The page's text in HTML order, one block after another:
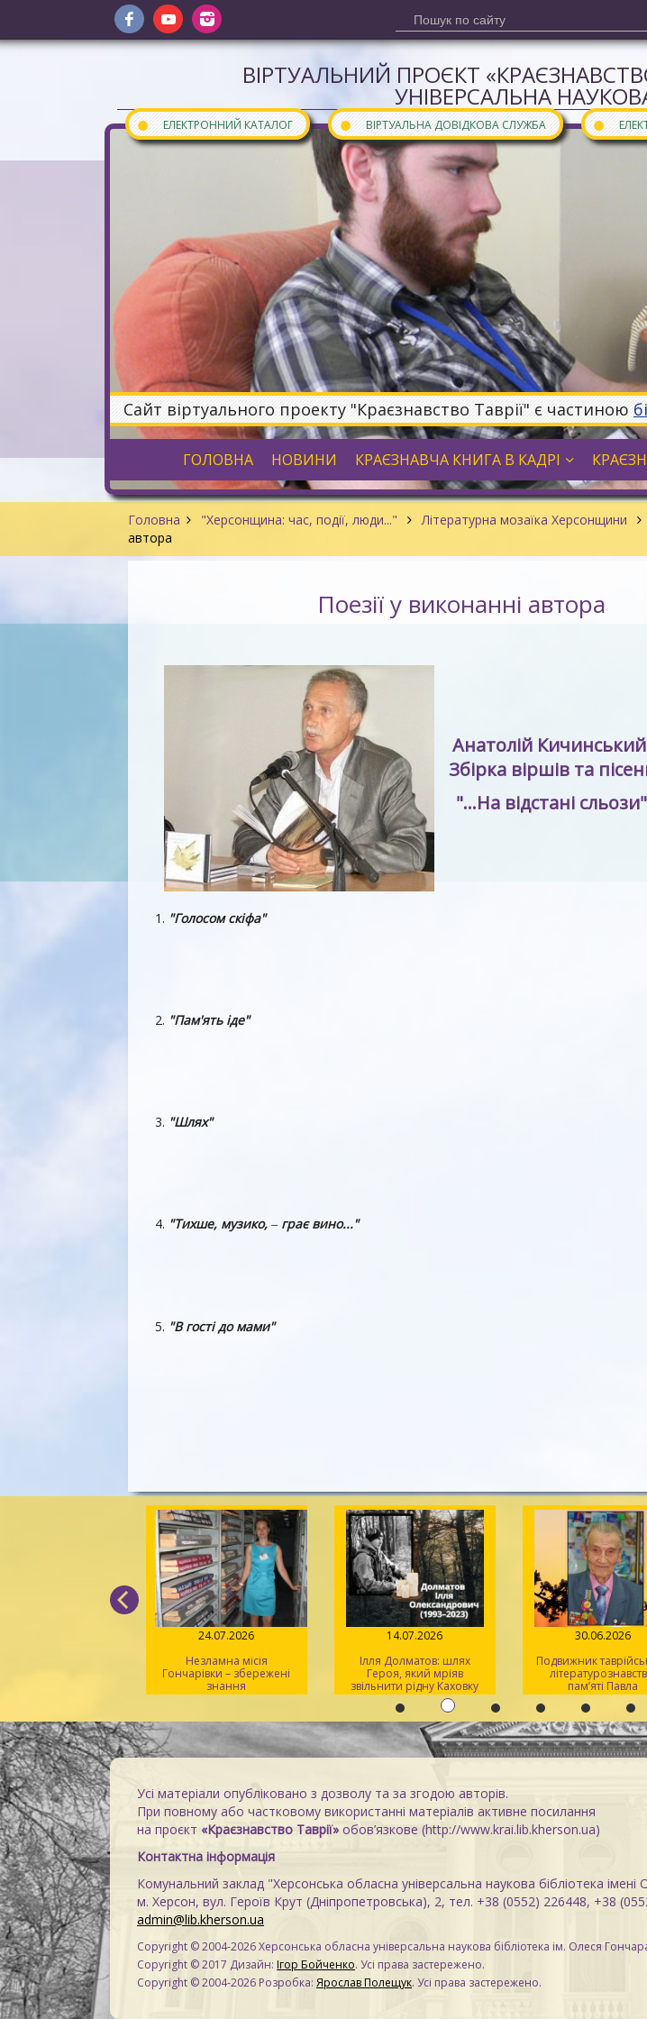
ВІРТУАЛЬНИЙ ПРОЄКТ
УНІВЕРСАЛЬНА
● ЕЛЕКТРОННИЙ КАТАЛОГ ● ВІРТУАЛЬНА ДОВІДКОВА СЛУЖБА ●
Сайт віртуального проекту "Краєзнавство Таврії" є частиною
ГОЛОВНА НОВИНИ КРАЄЗНАВЧА КНИГА В КАДРІ
Головна "Херсонщина: час, події, люди..." Літературна мозаїка Херсонщини
автора
Поезії у виконанні автора
Анатолій
Збірка віршів та
"...На відстані сльози"
1. "Голосом скіфа"
2. "Пам'ять іде"
3. "Шлях"
4. "Тихше, музико, –грає вино..."
5. "В гості до мами"
24.07.2026
Незламна місія
Гончарівки – збережені
знання
14.07.2026
Ілля Долматов: шлях
Героя, який мріяв
звільнити рідну Каховку
30.06.2026
Подвижник
пам’яті Павла
Кіндратовича
Параскевича
Усі матеріали опубліковано з дозволу та за згодою авторів.
При повному або частковому використанні матеріалів активне посилання
на проєкт «Краєзнавство Таврії» обов’язкове (http://www.krai.lib.kherson.ua)
Контактна інформація
Комунальний заклад "Херсонська обласна універсальна наукова бібліотека
м. Херсон, вул. Героїв Крут (Дніпропетровська), 2, тел. +38 (0552) 226448, +38
admin@lib.kherson.ua
Copyright © 2004-2026 Херсонська обласна універсальна наукова бібліотека ім. Олеся
Copyright © 2017 Дизайн: Ігор Бойченко. Усі права застережено.
Copyright © 2004-2026 Розробка: Ярослав Полещук. Усі права застережено.